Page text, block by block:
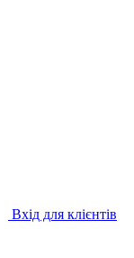
Вхід для клієнтів